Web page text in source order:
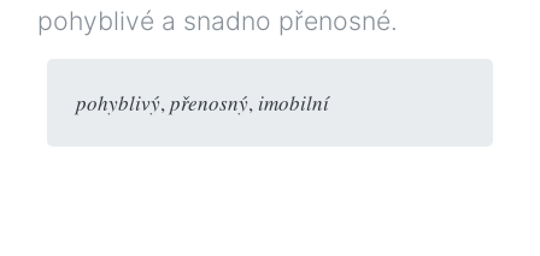
pohyblivé a snadno přenosné.
pohyblivý,přenosný, imobilní